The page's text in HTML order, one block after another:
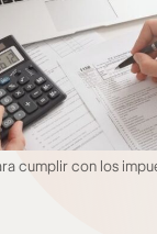
cumplir con los